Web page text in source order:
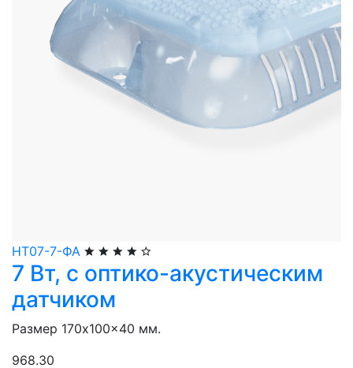
НТ07-7-ФА
7 Вт, с оптико-акустическим
датчиком
Размер 170x100x40 мм.
968.30